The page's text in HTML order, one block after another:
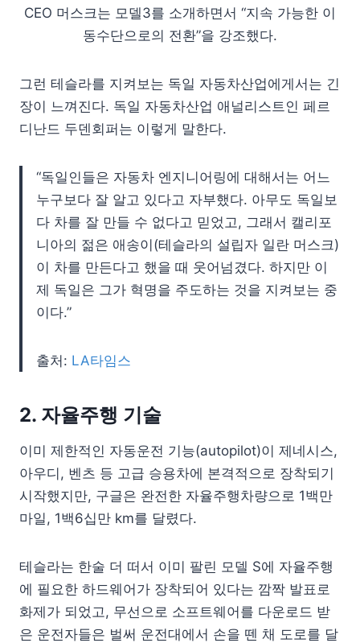
CEO 머스크는 모델3를 소개하면서 “지속 가능한 이
동수단으로의 전환”을 강조했다.
그런 테슬라를 지켜보는 독일 자동차산업에게서는 긴
장이 느껴진다. 독일 자동차산업 애널리스트인 페르
디난드 두덴회퍼는 이렇게 말한다.
“독일인들은 자동차 엔지니어링에 대해서는 어느
누구보다 잘 알고 있다고 자부했다. 아무도 독일보
다 차를 잘 만들 수 없다고 믿었고, 그래서 캘리포
니아의 젊은 애송이(테슬라의 설립자 일란 머스크)
이 차를 만든다고 했을 때 웃어넘겼다. 하지만 이
제 독일은 그가 혁명을 주도하는 것을 지켜보는 중
이다.”
출처: LA타임스
2. 자율주행 기술
이미 제한적인 자동운전 기능(autopilot)이 제네시스,
아우디, 벤츠 등 고급 승용차에 본격적으로 장착되기
시작했지만, 구글은 완전한 자율주행차량으로 1백만
마일, 1백6십만 km를 달렸다.
테슬라는 한술 더 떠서 이미 팔린 모델 S에 자율주행
에 필요한 하드웨어가 장착되어 있다는 깜짝 발표로
화제가 되었고, 무선으로 소프트웨어를 다운로드 받
은 운전자들은 벌써 운전대에서 손을 뗀 채 도로를 달